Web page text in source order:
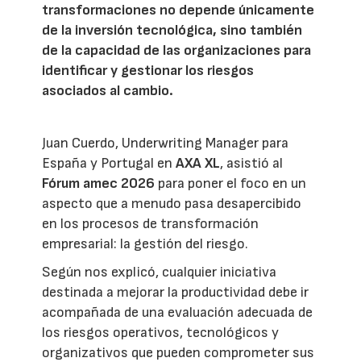
transformaciones no depende únicamente
de la inversión tecnológica, sino también
de la capacidad de las organizaciones para
identificar y gestionar los riesgos
asociados al cambio.
Juan Cuerdo, Underwriting Manager para
España y Portugal enAXA XL, asistió al
Fórum amec 2026 para poner el foco en un
aspecto que a menudo pasa desapercibido
en los procesos de transformación
empresarial: la gestión del riesgo.
Según nos explicó, cualquier iniciativa
destinada a mejorar la productividad debe ir
acompañada de una evaluación adecuada de
los riesgos operativos, tecnológicos y
organizativos que pueden comprometer sus